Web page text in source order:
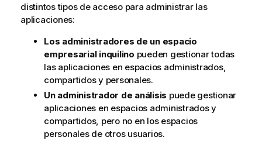
distintos tipos de acceso para administrar las
aplicaciones:
Los administradores de un espacio
empresarial inquilino pueden gestionar todas
las aplicaciones en espacios administrados,
compartidos y personales.
Un administrador de análisis puede gestionar
aplicaciones en espacios administrados y
compartidos, pero no en los espacios
personales de otros usuarios.